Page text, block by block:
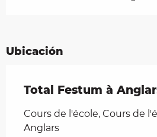
Ubicación
Total Festum à
Cours de l'école, Cours de
Anglars